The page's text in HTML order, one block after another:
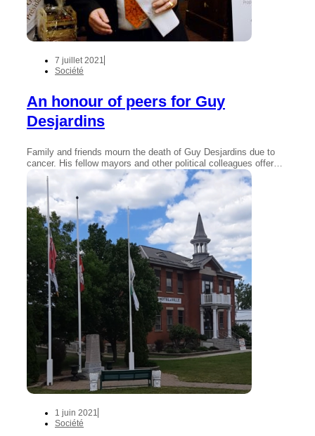
7 juillet 2021
Société
An honour of peers for Guy
Desjardins
Family and friends mourn the death of Guy Desjardins due to
cancer. His fellow mayors and other political colleagues offer…
1 juin 2021
Société